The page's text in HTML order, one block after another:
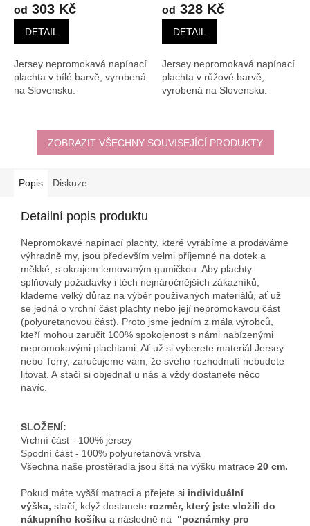
od 303 Kč
DETAIL
Jersey nepromokavá napínací
plachta v bílé barvě, vyrobená
na Slovensku.
od 328 Kč
DETAIL
Jersey nepromokavá napínací
plachta v růžové barvě,
vyrobená na Slovensku.
ZOBRAZIT VŠECHNY SOUVISEJÍCÍ PRODUKTY
Popis Diskuze
Detailní popis produktu
Nepromokavé napínací plachty, které vyrábíme a prodáváme
výhradně my, jsou především velmi příjemné na dotek a
měkké, s okrajem lemovaným gumičkou. Aby plachty
splňovaly požadavky i těch nejnáročnějších zákazníků,
klademe velký důraz na výběr používaných materiálů, ať už
se jedná o vrchní část plachty nebo její nepromokavou část
(polyuretanovou část). Proto jsme jedním z mála výrobců,
kteří mohou zaručit 100% spokojenost s námi nabízenými
nepromokavými plachtami. Ať už si vyberete materiál Jersey
nebo Terry, zaručujeme vám, že svého rozhodnutí nebudete
litovat. A stačí si objednat u nás a vždy dostanete něco
navíc.
SLOŽENÍ:
Vrchní část - 100% jersey
Spodní část - 100% polyuretanová vrstva
Všechna naše prostěradla jsou šitá na výšku matrace 20 cm.
Pokud máte vyšší matraci a přejete si individuální
výška, stačí, když dostanete rozměr, který jste vložili do
nákupního košíku a následně na "poznámky pro